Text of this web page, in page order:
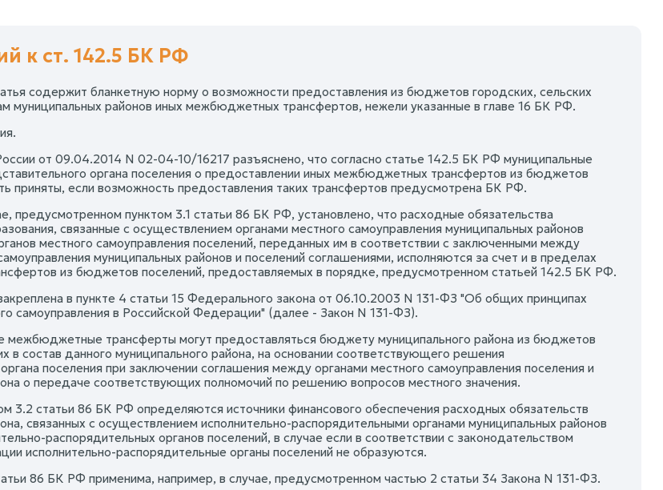
к ст. 142.5 БК РФ
содержит бланкетную норму о возможности предоставления из бюджетов городских, сельских
муниципальных районов иных межбюджетных трансфертов, нежели указанные в главе 16 БК РФ.
от 09.04.2014 N 02-04-10/16217 разъяснено, что согласно статье 142.5 БК РФ муниципальные
органа поселения о предоставлении иных межбюджетных трансфертов из бюджетов
приняты, если возможность предоставления таких трансфертов предусмотрена БК РФ.
предусмотренном пунктом 3.1 статьи 86 БК РФ, установлено, что расходные обязательства
связанные с осуществлением органами местного самоуправления муниципальных районов
местного самоуправления поселений, переданных им в соответствии с заключенными между
муниципальных районов и поселений соглашениями, исполняются за счет и в пределах
из бюджетов поселений, предоставляемых в порядке, предусмотренном статьей 142.5 БК РФ.
в пункте 4 статьи 15 Федерального закона от 06.10.2003 N 131-ФЗ "Об общих принципах
самоуправления в Российской Федерации" (далее - Закон N 131-ФЗ).
межбюджетные трансферты могут предоставляться бюджету муниципального района из бюджетов
в состав данного муниципального района, на основании соответствующего решения
поселения при заключении соглашения между органами местного самоуправления поселения и
о передаче соответствующих полномочий по решению вопросов местного значения.
3.2 статьи 86 БК РФ определяются источники финансового обеспечения расходных обязательств
связанных с осуществлением исполнительно-распорядительными органами муниципальных районов
распорядительных органов поселений, в случае если в соответствии с законодательством
исполнительно-распорядительные органы поселений не образуются.
86 БК РФ применима, например, в случае, предусмотренном частью 2 статьи 34 Закона N 131-ФЗ.